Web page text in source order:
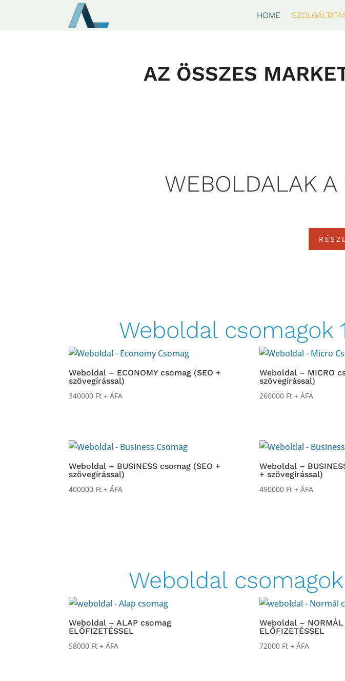
HOME
AZ ÖSSZES
WEBOLDALAK A
Weboldal
Weboldal – ECONOMY csomag (SEO +
szövegírással)
340000 Ft + ÁFA
Weboldal – MICRO
szövegírással)
260000 Ft + ÁFA
Weboldal – BUSINESS csomag (SEO +
szövegírással)
400000 Ft + ÁFA
Weboldal –
+ szövegírással)
490000 Ft + ÁFA
Weboldal
Weboldal – ALAP csomag
ELŐFIZETÉSSEL
58000 Ft + ÁFA
Weboldal –
ELŐFIZETÉSSEL
72000 Ft + ÁFA